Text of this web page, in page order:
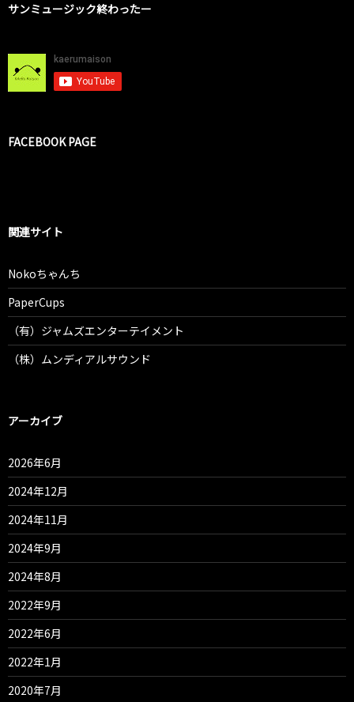
サンミュージック終わったー
FACEBOOK PAGE
関連サイト
Nokoちゃんち
PaperCups
（有）ジャムズエンターテイメント
（株）ムンディアルサウンド
アーカイブ
2026年6月
2024年12月
2024年11月
2024年9月
2024年8月
2022年9月
2022年6月
2022年1月
2020年7月